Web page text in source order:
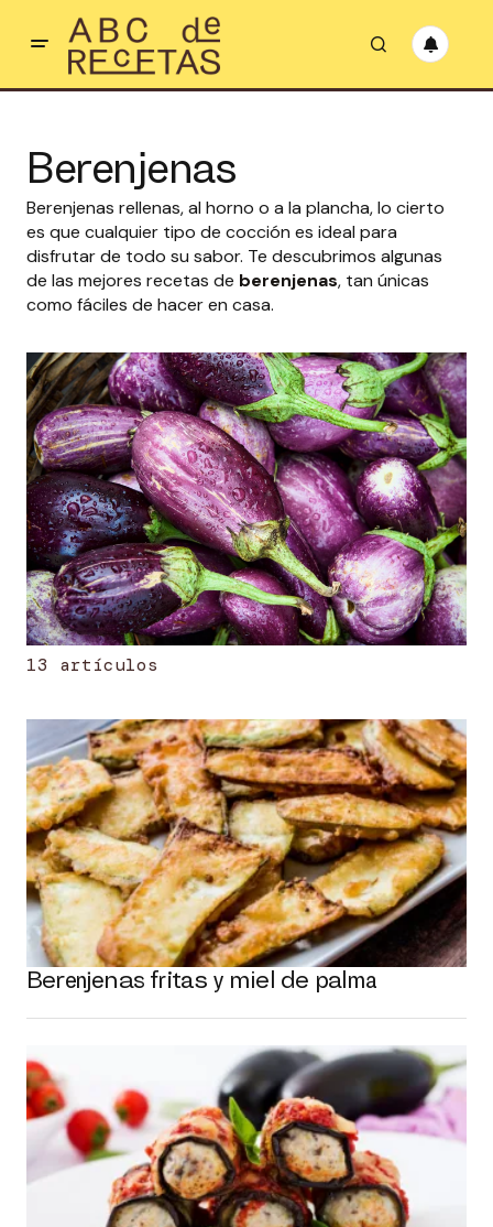
Berenjenas
Berenjenas rellenas, al horno o a la plancha, lo cierto
es que cualquier tipo de cocción es ideal para
disfrutar de todo su sabor. Te descubrimos algunas
de las mejores recetas de berenjenas, tan únicas
como fáciles de hacer en casa.
13 artículos
Berenjenas fritas y miel de palma